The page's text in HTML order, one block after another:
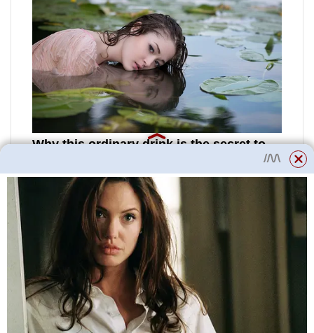
1. Svět egocentriky je soustředěn
kolem uspokojení jejích
schopností. Je si jistá, že muži
jsou stvořeni k uspokojení jejích
potřeb.
2. Děti jsou pro egocentrickou